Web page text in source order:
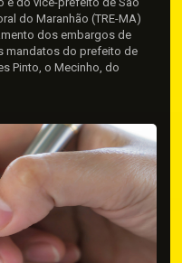
do Maranhão (TRE-MA)
dos embargos de
mandatos do prefeito de
Pinto, o Mecinho, do